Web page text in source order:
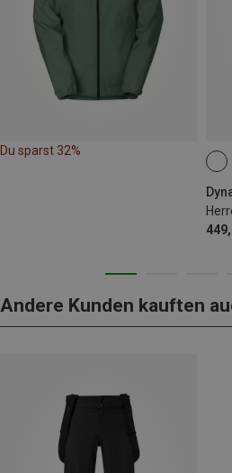
Du sparst 32%
S
Andere Kunden kauften